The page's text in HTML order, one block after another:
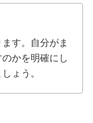
す。自分がま
かを明確にし
ょう。